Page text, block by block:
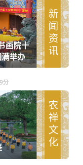
画院十
举办
新闻资讯
分
农禅文化